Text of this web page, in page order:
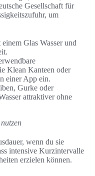
Gesellschaft für
um
Glas Wasser und
Klean Kanteen oder
einer App ein.
Gurke oder
attraktiver ohne
wenn du sie
intensive Kurzintervalle
erzielen können.